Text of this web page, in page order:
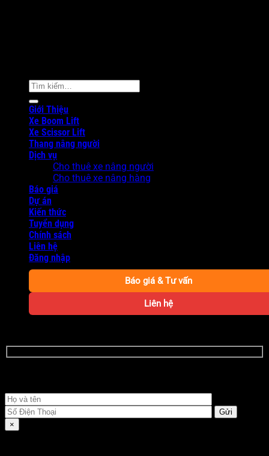
Tìm
kiếm:
Giới Thiệu
Xe Boom Lift
Xe Scissor Lift
Thang nâng người
Dịch vụ
Cho thuê xe nâng người
Cho thuê xe nâng hàng
Báo giá
Dự án
Kiến thức
Tuyển dụng
Chính sách
Liên hệ
Đăng nhập
Báo giá & Tư vấn
Liên hệ
×